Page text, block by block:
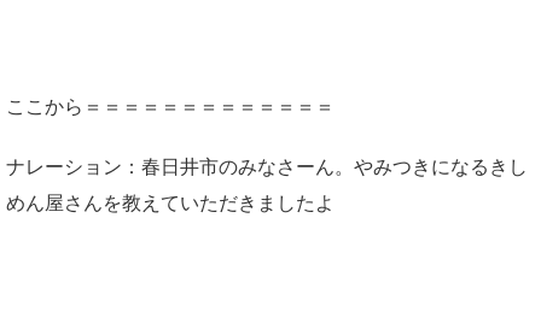
ここから＝＝＝＝＝＝＝＝＝＝＝＝＝
ナレーション：春日井市のみなさーん。やみつきになるきし
めん屋さんを教えていただきましたよ